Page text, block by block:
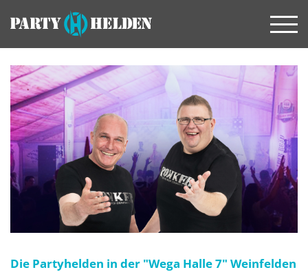
Die Partyhelden in der "Wega Halle 7" Weinfelden